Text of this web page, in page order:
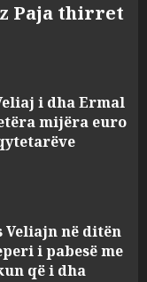
Paja thirret
i dha Ermal
mijëra euro
në ditën
i pabesë me
që i dha
Albania”,
A u vodhën